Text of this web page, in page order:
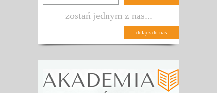
zostań jednym z nas...